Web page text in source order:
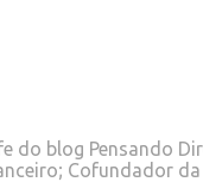
do blog Pensando
Cofundador da